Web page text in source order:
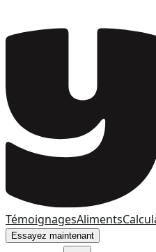
TémoignagesAliments
Essayez maintenant